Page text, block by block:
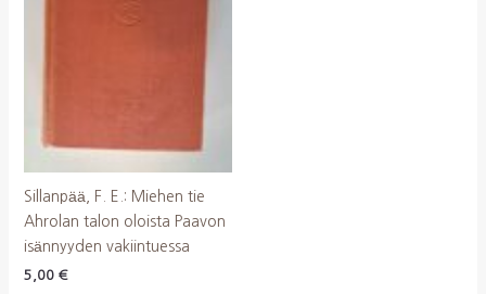
Sillanpää, F. E.: Miehen tie
Ahrolan talon oloista Paavon
isännyyden vakiintuessa
5,00 €